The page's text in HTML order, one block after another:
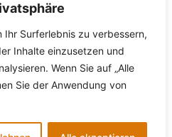
Ihr Surferlebnis zu verbessern,
Inhalte einzusetzen und
Wenn Sie auf „Alle
Sie der Anwendung von